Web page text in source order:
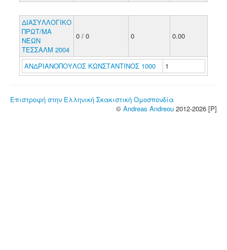
ΔΙΑΣΥΛΛΟΓΙΚΟ
ΠΡΩΤ/ΜΑ
ΝΕΩΝ
ΤΕΣΣΑΛΜ 2004
0 / 0 0 0.00
ΑΝΔΡΙΑΝΟΠΟΥΛΟΣ ΚΩΝΣΤΑΝΤΙΝΟΣ 1000 1
Επιστροφή στην Ελληνική Σκακιστική Ομοσπονδία
© Andreas Andreou 2012-2026 [P]